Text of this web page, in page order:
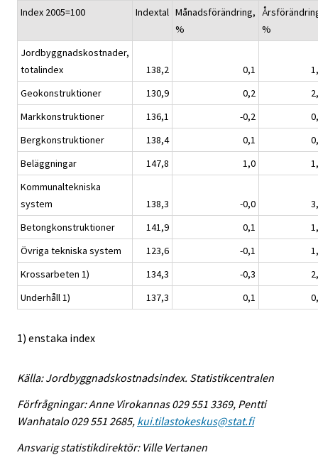
Index 2005=100 Indextal Månadsförändring,
%
%
Jordbyggnadskostnader,
totalindex
138,2 0,1
Geokonstruktioner
130,9 0,2
Markkonstruktioner
136,1 -0,2
Bergkonstruktioner
138,4 0,1
Beläggningar
147,8 1,0
Kommunaltekniska
system
138,3 -0,0
Betongkonstruktioner
141,9 0,1
Övriga tekniska system
123,6 -0,1
Krossarbeten 1)
134,3 -0,3
Underhåll 1)
137,3 0,1
1) enstaka index
Källa: Jordbyggnadskostnadsindex. Statistikcentralen
Förfrågningar: Anne Virokannas 029 551 3369, Pentti
Wanhatalo 029 551 2685, kui.tilastokeskus@stat.fi
Ansvarig statistikdirektör: Ville Vertanen